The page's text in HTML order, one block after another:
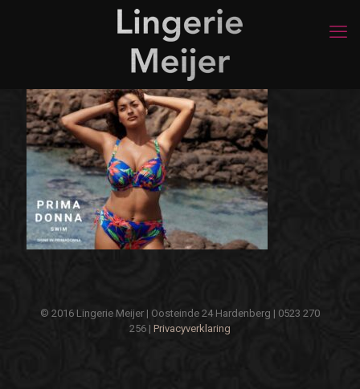
© 2016 Lingerie Meijer | Oosteinde 24 Hardenberg | 0523 270
256 | Privacyverklaring